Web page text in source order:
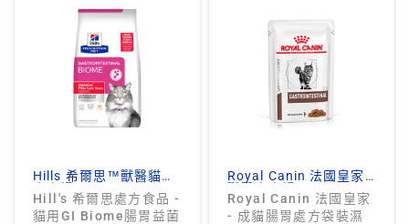
Hills 希爾思™獸醫貓狗
處方糧
Hill's 希爾思處方食品 -
貓用GI Biome腸胃益菌
Royal Canin 法國皇家
獸醫處方糧
Royal Canin 法國皇家
- 成貓腸胃處方袋裝濕